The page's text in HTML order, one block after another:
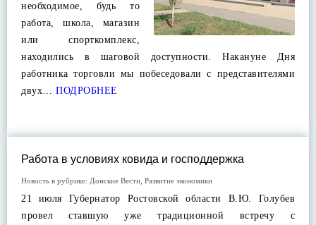
необходимое, будь то
работа, школа, магазин
или спорткомплекс,
находились в шаговой доступности. Накануне Дня
работника торговли мы побеседовали с представителями
двух… ПОДРОБНЕЕ
Работа в условиях ковида и господдержка
Новость в рубрике: Донские Вести Развитие экономики
21 июля Губернатор Ростовской области В.Ю. Голубев
провел ставшую уже традиционной встречу с